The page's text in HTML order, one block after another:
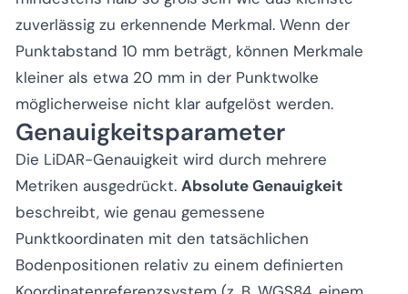
zuverlässig zu erkennende Merkmal. Wenn der
Punktabstand 10 mm beträgt, können Merkmale
kleiner als etwa 20 mm in der Punktwolke
möglicherweise nicht klar aufgelöst werden.
Genauigkeitsparameter
Die LiDAR-Genauigkeit wird durch mehrere
Metriken ausgedrückt. Absolute Genauigkeit
beschreibt, wie genau gemessene
Punktkoordinaten mit den tatsächlichen
Bodenpositionen relativ zu einem definierten